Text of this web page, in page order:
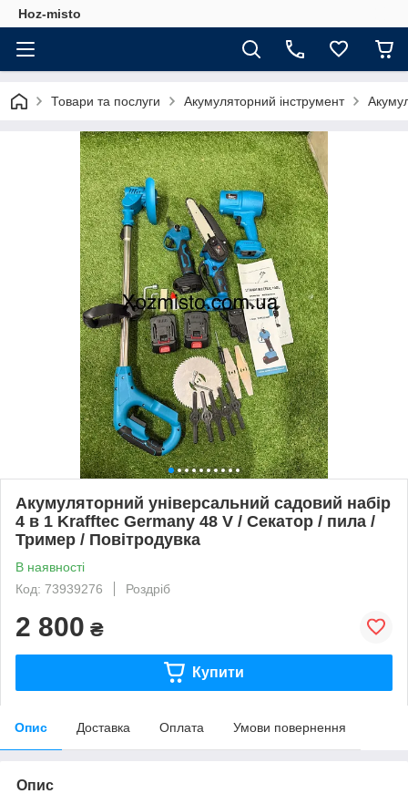
Hoz-misto
Товари та послуги Акумуляторний інструмент
Акумуляторний універсальний садовий набір
4 в 1 Krafftec Germany 48 V / Секатор / пила /
Тример / Повітродувка
В наявності
Код: 73939276
Роздріб
2 800 ₴
Купити
Опис Доставка Оплата Умови повернення
Опис